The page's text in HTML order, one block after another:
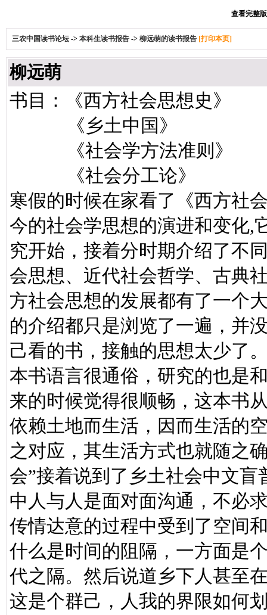
查看完整
三农中国读书论坛 -> 本科生读书报告 -> 柳远萌的读书报告 [打印本页]
柳远萌
书目：《西方社会思想史》
《乡土中国》
《社会学方法准则》
《社会分工论》
寒假的时候在家看了《西方社
今的社会学思想的演进和变化,
究开始，接着分时期介绍了不
会思想、近代社会哲学、古典
方社会思想的发展都有了一个
的介绍都只是浏览了一遍，并
己看的书，接触的思想太少了
本书语言很通俗，研究的也是
来的时候觉得很顺畅，这本
依赖土地而生活，因而生活的
之对应，其生活方式也就随之
会”接着说到了乡土社会中文
中人与人是面对面沟通，不必
传情达意的过程中受到了空间
什么是时间的阻隔，一方面是
代之隔。然后说道乡下人甚至
这是个群己，人我的界限如何